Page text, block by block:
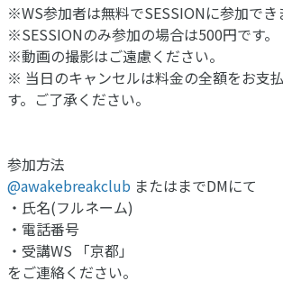
※WS参加者は無料でSESSIONに参加でき
※SESSIONのみ参加の場合は500円です。
※動画の撮影はご遠慮ください。
※ 当日のキャンセルは料金の全額をお支
す。ご了承ください。
参加方法
@awakebreakclub またはまでDMにて
・氏名(フルネーム)
・電話番号
・受講WS 「京都」
をご連絡ください。